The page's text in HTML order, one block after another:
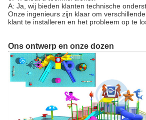
A: Ja, wij bieden klanten technische
Onze ingenieurs zijn klaar om
klant te installeren en het probleem op te
Ons ontwerp en onze dozen